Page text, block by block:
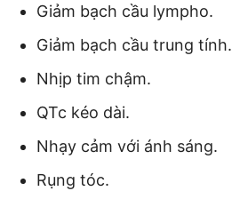
Giảm bạch cầu lympho.
Giảm bạch cầu trung tính.
Nhịp tim chậm.
QTc kéo dài.
Nhạy cảm với ánh sáng.
Rụng tóc.